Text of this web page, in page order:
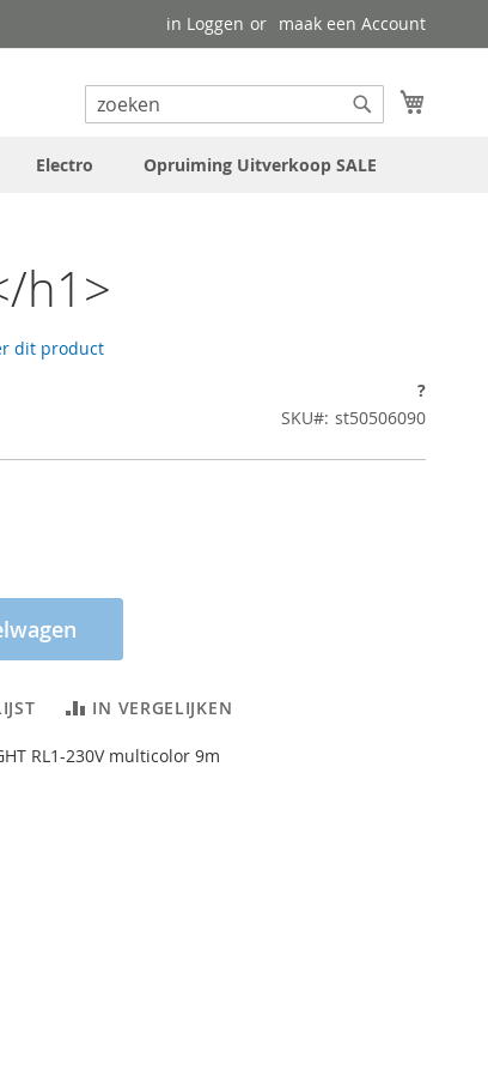
in Loggen maak een Account
Search
Electro Opruiming Uitverkoop SALE
h1>
dit product
?
SKU
st50506090
IN VERGELIJKEN
RL1-230V multicolor 9m